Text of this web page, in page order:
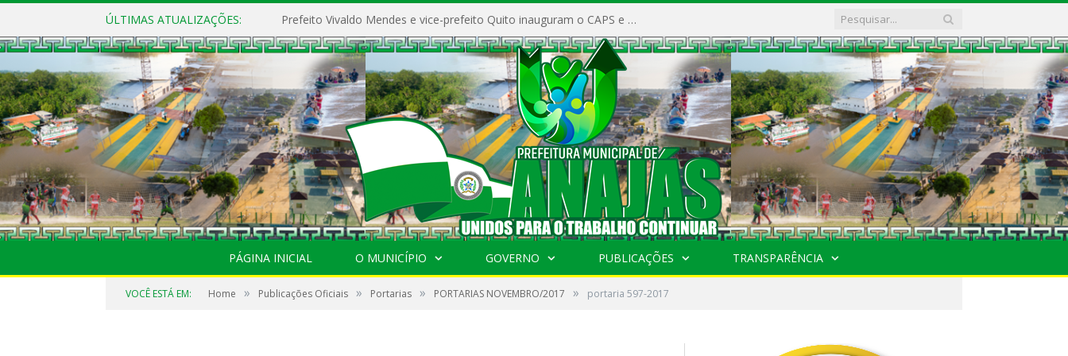
ÚLTIMAS ATUALIZAÇÕES: Prefeito Vivaldo Mendes e vice-prefeito Quito inauguram o CAPS e fortalecem a saúde pública em Anajás.
PÁGINA INICIAL O MUNICÍPIO GOVERNO PUBLICAÇÕES TRANSPARÊNCIA
VOCÊ ESTÁ EM: Home » Publicações Oficiais » Portarias » PORTARIAS NOVEMBRO/2017 » portaria 597-2017